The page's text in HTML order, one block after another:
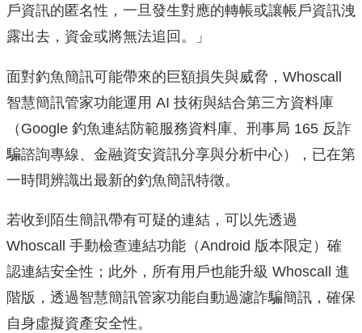
戶資訊的匿名性，一旦發生對應的轉帳或讓帳戶資訊洩
露出去，資金或將無法追回。」
面對釣魚簡訊可能帶來的巨額損失與威脅，Whoscall
智慧簡訊管家功能運用 AI 技術與結合第三方資料庫
（Google 釣魚連結防範服務資料庫、刑事局 165 反詐
騙諮詢專線、金融資安資訊分享與分析中心），已在第
一時間辨識出最新的釣魚簡訊特徵。
若收到陌生簡訊帶有可疑的連結，可以先透過
Whoscall 手動檢查連結功能（Android 版本限定）確
認連結安全性；此外，所有用戶也能升級 Whoscall 進
階版，透過智慧簡訊管家功能自動過濾詐騙簡訊，確保
自身虛擬資產安全性。